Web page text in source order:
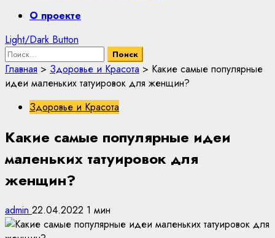
PrimaryО проекте
Light/Dark Button
Найти:
Главная > Здоровье и Красота > Какие самые популярные
идеи маленьких татуировок для женщин?
Здоровье и Красота
Какие самые популярные идеи
маленьких татуировок для
женщин?
admin 22.04.2022 1 мин